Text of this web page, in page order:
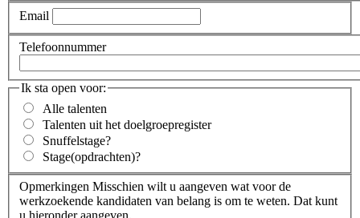
Email
Telefoonnummer
Ik sta open voor:
Alle talenten
Talenten uit het doelgroepregister
Snuffelstage?
Stage(opdrachten)?
Opmerkingen
werkzoekende kandidaten van belang is om te weten. Dat kunt